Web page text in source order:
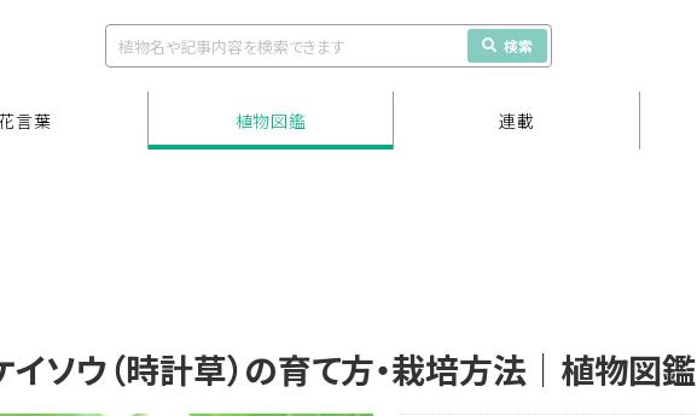
検索
言葉 植物図鑑 連載
イソウ（時計草）の育て方・栽培方法｜植物図鑑